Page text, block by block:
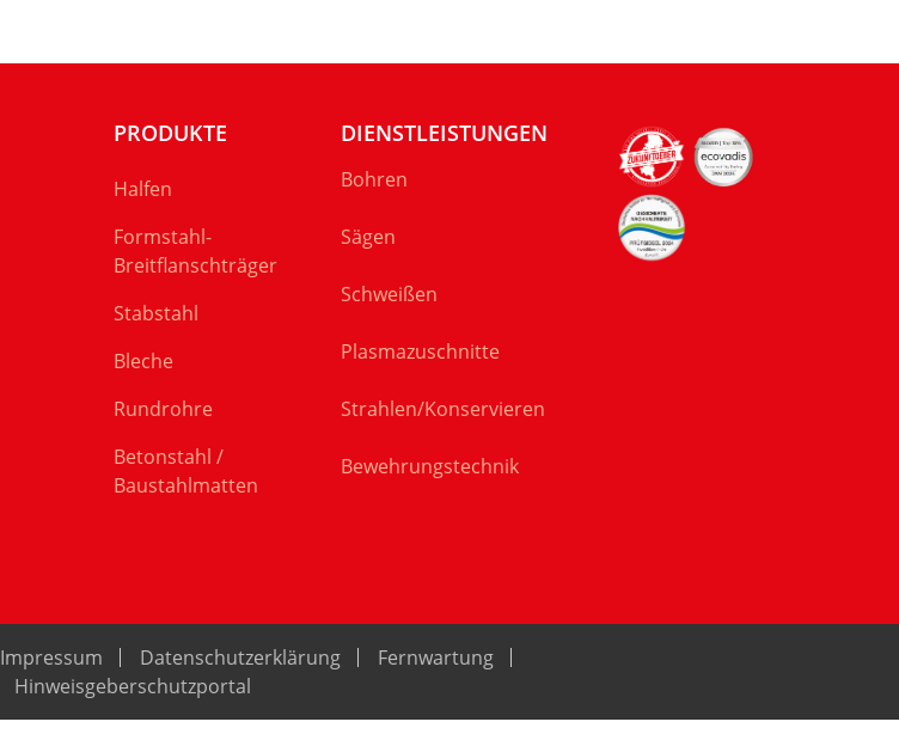
PRODUKTE
Halfen
Formstahl-
Breitflanschträger
Stabstahl
Bleche
Rundrohre
Betonstahl /
Baustahlmatten
DIENSTLEISTUNGEN
Bohren
Sägen
Schweißen
Plasmazuschnitte
Strahlen/Konservieren
Bewehrungstechnik
Impressum Datenschutzerklärung
Fernwartung
Hinweisgeberschutzportal